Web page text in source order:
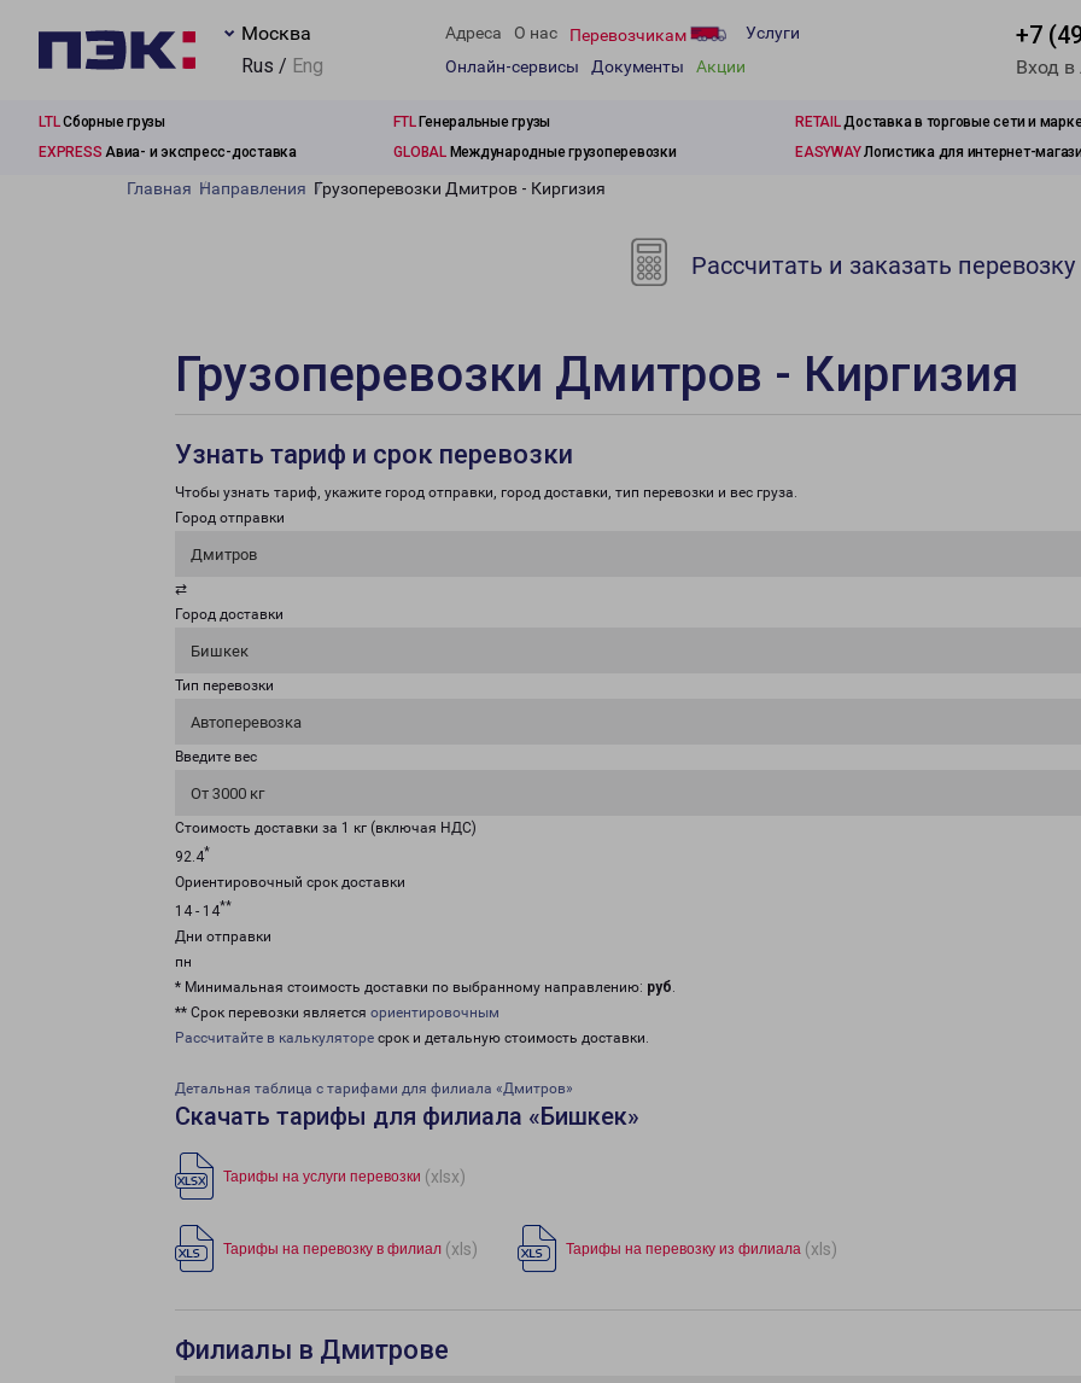
Москва
Rus / Eng
Адреса О нас Перевозчикам
Услуги
Онлайн-сервисы
Документы Акции
+7
Вход
LTLСборные грузы FTLГенеральные грузы RETAILДоставка в торговые сети и
EXPRESS Авиа- и экспресс-доставка GLOBALМеждународные грузоперевозки EASYWAYЛогистика для интернет-
Главная Направления Грузоперевозки Дмитров - Киргизия
Рассчитать и заказать перевозку
Грузоперевозки Дмитров - Киргизия
Узнать тариф и срок перевозки
Чтобы узнать тариф, укажите город отправки, город доставки, тип перевозки и вес груза.
Город отправки
Дмитров
⇄
Город доставки
Бишкек
Тип перевозки
Автоперевозка
Введите вес
От 3000 кг
Стоимость доставки за 1 кг (включая НДС)
92.4*
Ориентировочный срок доставки
14 - 14**
Дни отправки
пн
* Минимальная стоимость доставки по выбранному направлению: руб.
** Срок перевозки является ориентировочным
Рассчитайте в калькуляторе срок и детальную стоимость доставки.
Детальная таблица с тарифами для филиала «Дмитров»
Скачать тарифы для филиала «Бишкек»
Тарифы на услуги перевозки (xlsx)
Тарифы на перевозку в филиал (xls) Тарифы на перевозку из филиала (xls)
Филиалы в Дмитрове